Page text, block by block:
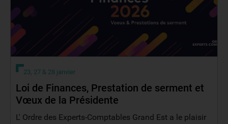
23, 27 & 28 janvier
Loi de Finances, Prestation de serment et
Vœux de la Présidente
L' Ordre des Experts-Comptables Grand Est a le plaisir